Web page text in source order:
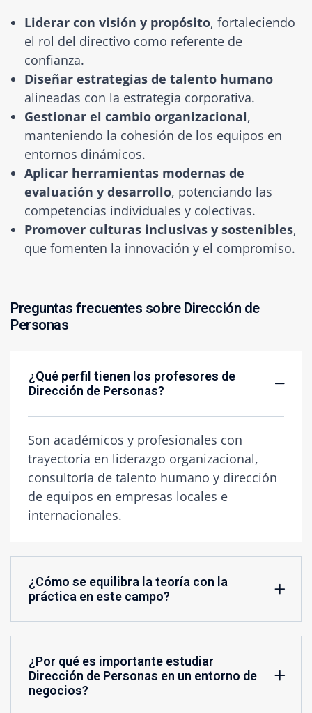
Liderar con visión y propósito, fortaleciendo
el rol del directivo como referente de
confianza.
Diseñar estrategias de talento humano
alineadas con la estrategia corporativa.
Gestionar el cambio organizacional,
manteniendo la cohesión de los equipos en
entornos dinámicos.
Aplicar herramientas modernas de
evaluación y desarrollo, potenciando las
competencias individuales y colectivas.
Promover culturas inclusivas y sostenibles,
que fomenten la innovación y el compromiso.
Preguntas frecuentes sobre Dirección de
Personas
¿Qué perfil tienen los profesores de
Dirección de Personas?
Son académicos y profesionales con
trayectoria en liderazgo organizacional,
consultoría de talento humano y dirección
de equipos en empresas locales e
internacionales.
¿Cómo se equilibra la teoría con la
práctica en este campo?
¿Por qué es importante estudiar
Dirección de Personas en un entorno de
negocios?